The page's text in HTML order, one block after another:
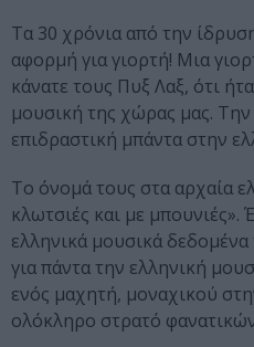
Τα 30 χρόνια από την
αφορμή για γιορτή! Μια
κάνατε τους Πυξ Λαξ, ότι
μουσική της χώρας μας.
επιδραστική μπάντα στην
Το όνομά τους στα αρχαία
κλωτσιές και με μπουνιές».
ελληνικά μουσικά
για πάντα την ελληνική
ενός μαχητή, μοναχικού
ολόκληρο στρατό